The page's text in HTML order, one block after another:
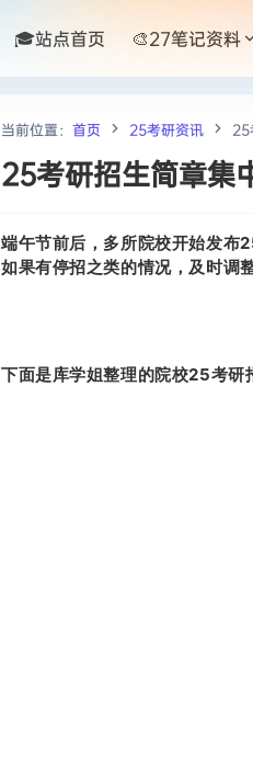
🎓站点首页 🎨27笔记资料
当前位置： 首页 25考研资讯 25
25考研招生简章集
端午节前后，多所院校开始发布
如果有停招之类的情况，及时调
下面是库学姐整理的院校25考研